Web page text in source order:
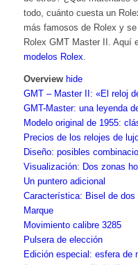
todo, cuánto cuesta un
más famosos de Rolex y
Rolex GMT Master II. Aquí
modelos Rolex.
Overview hide
GMT – Master II: «El reloj
GMT-Master: una leyenda
Modelo original de 1955:
Precios de los relojes de
Diseño: posibles
Visualización: Dos zonas
Un puntero adicional
Característica: Bisel de dos
Marque
Movimiento calibre 3285
Pulsera de elección
Edición especial: esfera de